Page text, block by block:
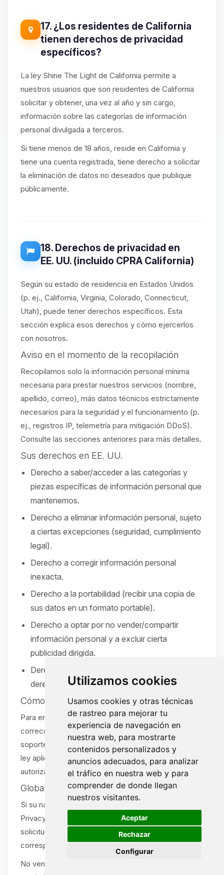
Utilizamos cookies
Usamos cookies y otras técnicas
de rastreo para mejorar tu
experiencia de navegación en
nuestra web, para mostrarte
contenidos personalizados y
anuncios adecuados, para analizar
el tráfico en nuestra web y para
comprender de donde llegan
nuestros visitantes.
Aceptar
Rechazar
Configurar
17. ¿Los residentes de California
tienen derechos de privacidad
específicos?
La ley Shine The Light de California permite a
nuestros usuarios que son residentes de California
solicitar y obtener, una vez al año y sin cargo,
información sobre las categorías de información
personal divulgada a terceros.
Si tiene menos de 18 años, reside en California y
tiene una cuenta registrada, tiene derecho a solicitar
la eliminación de datos no deseados que publique
públicamente.
18. Derechos de privacidad en
EE. UU. (incluido CPRA California)
Según su estado de residencia en Estados Unidos
(p. ej., California, Virginia, Colorado, Connecticut,
Utah), puede tener derechos específicos. Esta
sección explica esos derechos y cómo ejercerlos
con nosotros.
Aviso en el momento de la recopilación
Recopilamos solo la información personal mínima
necesaria para prestar nuestros servicios (nombre,
apellido, correo), más datos técnicos estrictamente
necesarios para la seguridad y el funcionamiento (p.
ej., registros IP, telemetría para mitigación DDoS).
Consulte las secciones anteriores para más detalles.
Sus derechos en EE. UU.
Derecho a saber/acceder a las categorías y
piezas específicas de información personal que
mantenemos.
Derecho a eliminar información personal, sujeto
a ciertas excepciones (seguridad, cumplimiento
legal).
Derecho a corregir información personal
inexacta.
Derecho a la portabilidad (recibir una copia de
sus datos en un formato portable).
Derecho a optar por no vender/compartir
información personal y a excluir cierta
publicidad dirigida.
Derecho a no ser discriminado por ejercer sus
derechos.
Cómo ejercer sus derechos
Para enviar una solicitud (acceso, eliminación,
corrección, portabilidad u opt-out), abra un ticket de
soporte:
. Verificaremos su solicitud según la
ley aplicable. Se aceptan solicitudes por agente
autorizado con la debida prueba.
Global Privacy Control (GPC)
Si su navegador o extensión envía una señal Global
Privacy Control (GPC), la tratamos como una
solicitud de exclusión de venta/compartir cuando
corresponda.
No vendemos ni compartimos información personal
🍪